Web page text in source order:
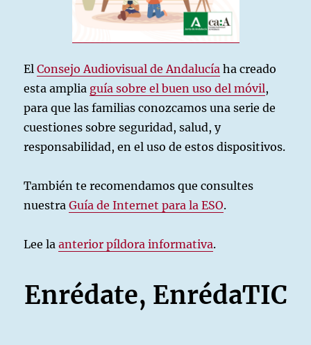
ElConsejo Audiovisual de Andalucía ha creado
esta amplia guía sobre el buen uso del móvil,
para que las familias conozcamos una serie de
cuestiones sobre seguridad, salud, y
responsabilidad, en el uso de estos dispositivos.
También te recomendamos que consultes
nuestraGuía de Internet para la ESO.
Lee laanterior píldora informativa.
Enrédate, EnrédaTIC